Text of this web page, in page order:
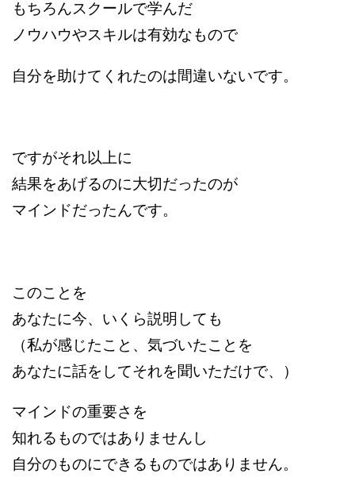
もちろんスクールで学んだ
ノウハウやスキルは有効なもので
自分を助けてくれたのは間違いないです。
ですがそれ以上に
結果をあげるのに大切だったのが
マインドだったんです。
このことを
あなたに今、いくら説明しても
（私が感じたこと、気づいたことを
あなたに話をしてそれを聞いただけで、）
マインドの重要さを
知れるものではありませんし
自分のものにできるものではありません。